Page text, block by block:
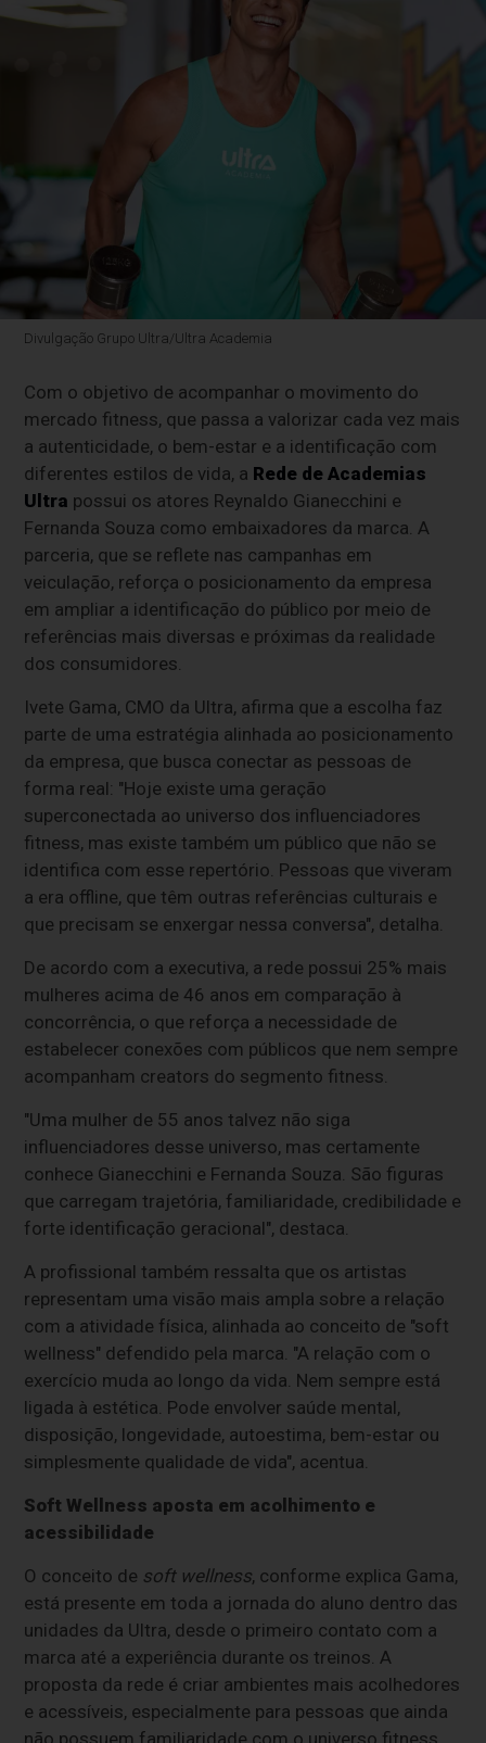
Divulgação Grupo Ultra/Ultra Academia
Com o objetivo de acompanhar o movimento do
mercado fitness, que passa a valorizar cada vez mais
a autenticidade, o bem-estar e a identificação com
diferentes estilos de vida, a Rede de Academias
Ultra possui os atores Reynaldo Gianecchini e
Fernanda Souza como embaixadores da marca. A
parceria, que se reflete nas campanhas em
veiculação, reforça o posicionamento da empresa
em ampliar a identificação do público por meio de
referências mais diversas e próximas da realidade
dos consumidores.
Ivete Gama, CMO da Ultra, afirma que a escolha faz
parte de uma estratégia alinhada ao posicionamento
da empresa, que busca conectar as pessoas de
forma real: "Hoje existe uma geração
superconectada ao universo dos influenciadores
fitness, mas existe também um público que não se
identifica com esse repertório. Pessoas que viveram
a era offline, que têm outras referências culturais e
que precisam se enxergar nessa conversa", detalha.
De acordo com a executiva, a rede possui 25% mais
mulheres acima de 46 anos em comparação à
concorrência, o que reforça a necessidade de
estabelecer conexões com públicos que nem sempre
acompanham creators do segmento fitness.
"Uma mulher de 55 anos talvez não siga
influenciadores desse universo, mas certamente
conhece Gianecchini e Fernanda Souza. São figuras
que carregam trajetória, familiaridade, credibilidade e
forte identificação geracional", destaca.
A profissional também ressalta que os artistas
representam uma visão mais ampla sobre a relação
com a atividade física, alinhada ao conceito de "soft
wellness" defendido pela marca. "A relação com o
exercício muda ao longo da vida. Nem sempre está
ligada à estética. Pode envolver saúde mental,
disposição, longevidade, autoestima, bem-estar ou
simplesmente qualidade de vida", acentua.
Soft Wellness aposta em acolhimento e
acessibilidade
O conceito de soft wellness, conforme explica Gama,
está presente em toda a jornada do aluno dentro das
unidades da Ultra, desde o primeiro contato com a
marca até a experiência durante os treinos. A
proposta da rede é criar ambientes mais acolhedores
e acessíveis, especialmente para pessoas que ainda
não possuem familiaridade com o universo fitness.